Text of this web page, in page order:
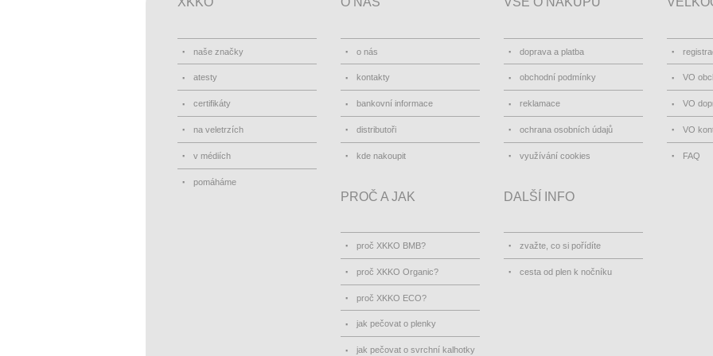
naše značky
atesty
certifikáty
na veletrzích
v médiích
pomáháme
o nás
kontakty
bankovní informace
distributoři
kde nakoupit
doprava a platba
obchodní podmínky
reklamace
ochrana osobních údajů
využívání cookies
VO
VO
VO
FAQ
PROČ A JAK
proč XKKO BMB?
proč XKKO Organic?
proč XKKO ECO?
jak pečovat o plenky
jak pečovat o svrchní kalhotky
DALŠÍ INFO
zvažte, co si pořídíte
cesta od plen k nočníku